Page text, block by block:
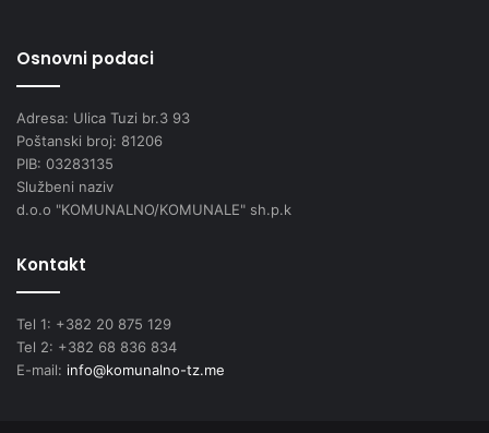
Osnovni podaci
Adresa: Ulica Tuzi br.3 93
Poštanski broj: 81206
PIB: 03283135
Službeni naziv
d.o.o "KOMUNALNO/KOMUNALE" sh.p.k
Kontakt
Tel 1: +382 20 875 129
Tel 2: +382 68 836 834
E-mail: info@komunalno-tz.me